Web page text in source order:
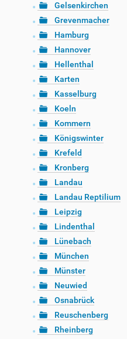
Gelsenkirchen
Grevenmacher
Hamburg
Hannover
Hellenthal
Karten
Kasselburg
Koeln
Kommern
Königswinter
Krefeld
Kronberg
Landau
Landau Reptilium
Leipzig
Lindenthal
Lünebach
München
Münster
Neuwied
Osnabrück
Reuschenberg
Rheinberg